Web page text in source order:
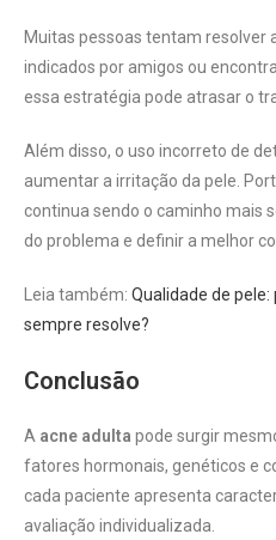
Muitas pessoas tentam resolver
indicados por amigos ou
essa estratégia pode atrasar o
Além disso, o uso incorreto de
aumentar a irritação da pele.
continua sendo o caminho mais
do problema e definir a melhor
Leia também: Qualidade de
sempre resolve?
Conclusão
A acne adulta pode surgir
fatores hormonais, genéticos e
cada paciente apresenta
avaliação individualizada.